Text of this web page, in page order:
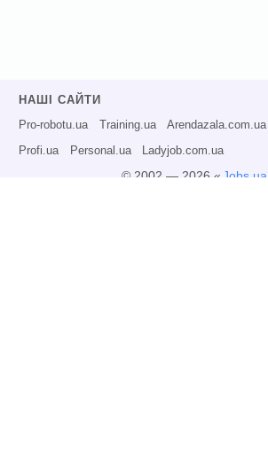
НАШІ САЙТИ
Pro-robotu.ua Training.ua Arendazala.com.ua
Profi.ua Personal.ua Ladyjob.com.ua
© 2002 — 2026 « Jobs.ua